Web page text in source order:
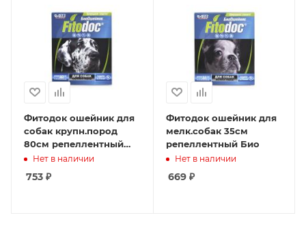
Фитодок ошейник для
собак крупн.пород
80см репеллентный
БиоНет в наличии
753 ₽
Фитодок ошейник для
мелк.собак 35см
репеллентный Био
Нет в наличии
669₽